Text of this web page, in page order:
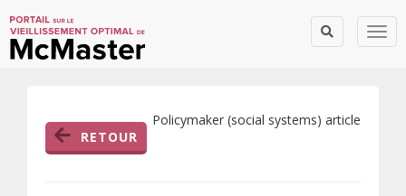
RETOUR
Policymaker (social systems) article